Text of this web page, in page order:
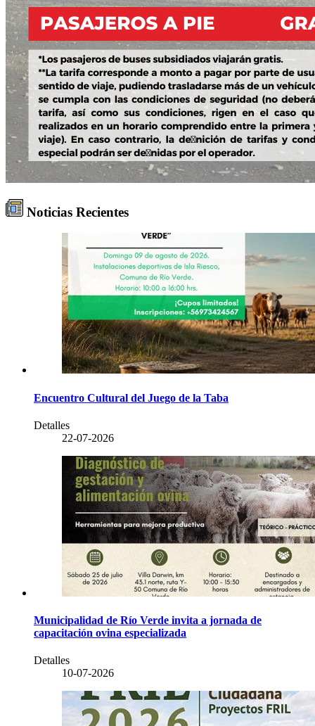
Noticias Recientes
Encuentro Cultural del Juego de la Taba
Detalles
22-07-2026
Municipalidad de Río Verde invita a jornada de
capacitación ovina especializada
Detalles
10-07-2026